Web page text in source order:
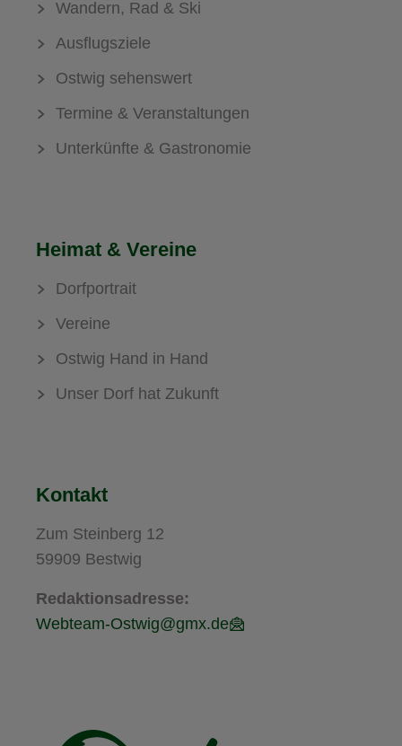
Wandern, Rad & Ski
Ausflugsziele
Ostwig sehenswert
Termine & Veranstaltungen
Unterkünfte & Gastronomie
Heimat & Vereine
Dorfportrait
Vereine
Ostwig Hand in Hand
Unser Dorf hat Zukunft
Kontakt
Zum Steinberg 12
59909 Bestwig
Redaktionsadresse:
Webteam-Ostwig@gmx.de